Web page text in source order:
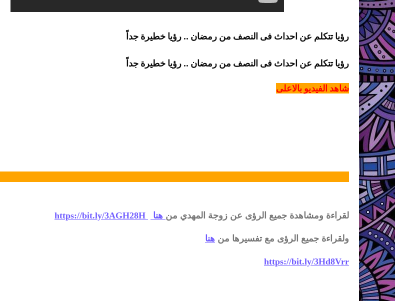
رؤيا تتكلم عن احداث فى النصف من رمضان .. رؤيا خطيرة جداً
رؤيا تتكلم عن احداث فى النصف من رمضان .. رؤيا خطيرة جداً
شاهد الفيديو بالاعلى
لقراءة ومشاهدة جميع الرؤى عن زوجة المهدي من هنا https://bit.ly/3AGH28H
ولقراءة جميع الرؤى مع تفسيرها من هنا
https://bit.ly/3Hd8Vrr